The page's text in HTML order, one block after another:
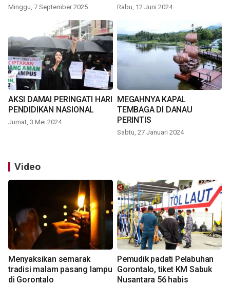
Minggu, 7 September 2025 Rabu, 12 Juni 2024
AKSI DAMAI PERINGATI HARI
PENDIDIKAN NASIONAL
Jumat, 3 Mei 2024
MEGAHNYA KAPAL
TEMBAGA DI DANAU
PERINTIS
Sabtu, 27 Januari 2024
Video
Menyaksikan semarak
tradisi malam pasang lampu
di Gorontalo
Pemudik padati Pelabuhan
Gorontalo, tiket KM Sabuk
Nusantara 56 habis